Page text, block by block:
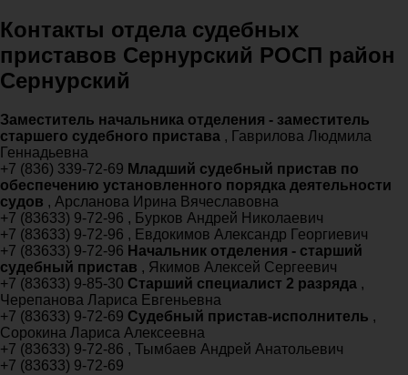
Контакты отдела судебных
приставов Сернурский РОСП район
Сернурский
Заместитель начальника отделения - заместитель
старшего судебного пристава , Гаврилова Людмила
Геннадьевна
+7 (836) 339-72-69 Младший судебный пристав по
обеспечению установленного порядка деятельности
судов , Арсланова Ирина Вячеславовна
+7 (83633) 9-72-96 , Бурков Андрей Николаевич
+7 (83633) 9-72-96 , Евдокимов Александр Георгиевич
+7 (83633) 9-72-96 Начальник отделения - старший
судебный пристав , Якимов Алексей Сергеевич
+7 (83633) 9-85-30 Старший специалист 2 разряда ,
Черепанова Лариса Евгеньевна
+7 (83633) 9-72-69 Судебный пристав-исполнитель ,
Сорокина Лариса Алексеевна
+7 (83633) 9-72-86 , Тымбаев Андрей Анатольевич
+7 (83633) 9-72-69